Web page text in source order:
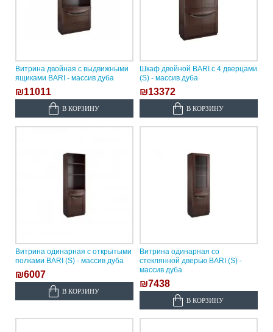
Витрина двойная с выдвижными
ящиками BARI - массив дуба
₪11011
В КОРЗИНУ
Шкаф двойной BARI с 4 дверцами
(S) - массив дуба
₪13372
В КОРЗИНУ
Витрина одинарная с открытыми
полками BARI (S) - массив дуба
₪6007
В КОРЗИНУ
Витрина одинарная со
стеклянной дверью BARI (S) -
массив дуба
₪7438
В КОРЗИНУ